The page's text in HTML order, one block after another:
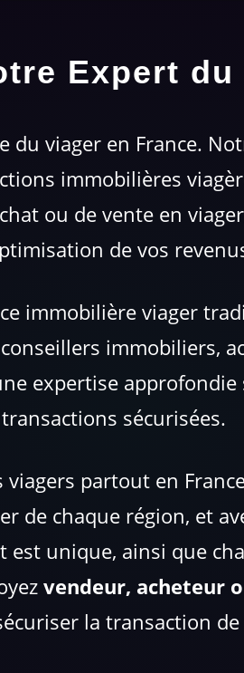
Expert
du viager en France.
immobilières
ou de vente en
de vos
immobilière viager
immobiliers,
expertise approfondie
sécurisées.
partout en
de chaque région, et
unique, ainsi que
vendeur, acheteur
la transaction